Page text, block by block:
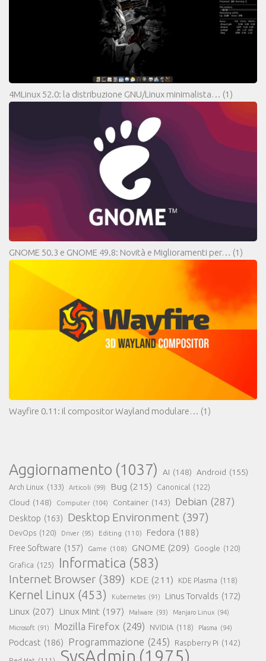
4MLinux 52.0: la distribuzione GNU/Linux minimalista… (1)
GNOME 50.3 e GNOME 49.8: Novità e Miglioramenti per… (1)
Wayfire 0.11: il compositor Wayland modulare… (1)
Aggiornamento (1037) AI (148) Android (155)
Arch Linux (133) Articoli (99) Bug (215) Canonical (122)
Cloud (148) Computer (104) Container (143) Debian (287)
Desktop (163) Desktop Environment (397)
DevOps (120) Driver (95) Editing (110) Fedora (188)
Free Software (157) Game (108) GNOME (209) Google (120)
Grafica (125) Informatica (583)
Internet Browser (389) KDE (211) KDE Plasma (118)
Kernel Linux (453) Kubernetes (91) Linus Torvalds (172)
Linux (207) Linux Mint (197) Malware (93) Manjaro Linux (94)
Microsoft (91) Mozilla Firefox (249) NVIDIA (118) Plasma (94)
Podcast (186) Programmazione (245) Raspberry Pi (142)
SysAdmin (1975)